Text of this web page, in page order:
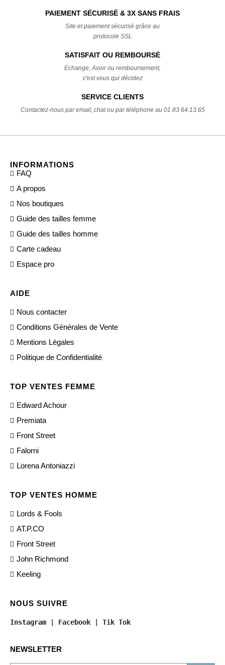
PAIEMENT SÉCURISÉ & 3X SANS FRAIS
Site et paiement sécurisé grâce au
protocole SSL
SATISFAIT OU REMBOURSÉ
Echange, Avoir ou remboursement,
c'est vous qui décidez
SERVICE CLIENTS
Contactez-nous par email, chat ou par téléphone au 01.83.64.13.65
INFORMATIONS
FAQ
A propos
Nos boutiques
Guide des tailles femme
Guide des tailles homme
Carte cadeau
Espace pro
AIDE
Nous contacter
Conditions Générales de Vente
Mentions Légales
Politique de Confidentialité
TOP VENTES FEMME
Edward Achour
Premiata
Front Street
Falorni
Lorena Antoniazzi
TOP VENTES HOMME
Lords & Fools
AT.P.CO
Front Street
John Richmond
Keeling
NOUS SUIVRE
Instagram | Facebook | Tik Tok
NEWSLETTER